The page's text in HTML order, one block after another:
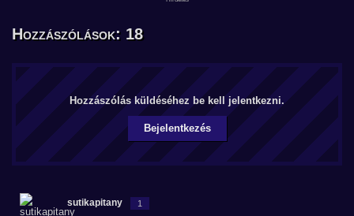
Hozzászólások: 18
Hozzászólás küldéséhez be kell jelentkezni.
Bejelentkezés
sutikapitany 1